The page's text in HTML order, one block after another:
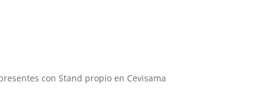
con Stand propio en Cevisama